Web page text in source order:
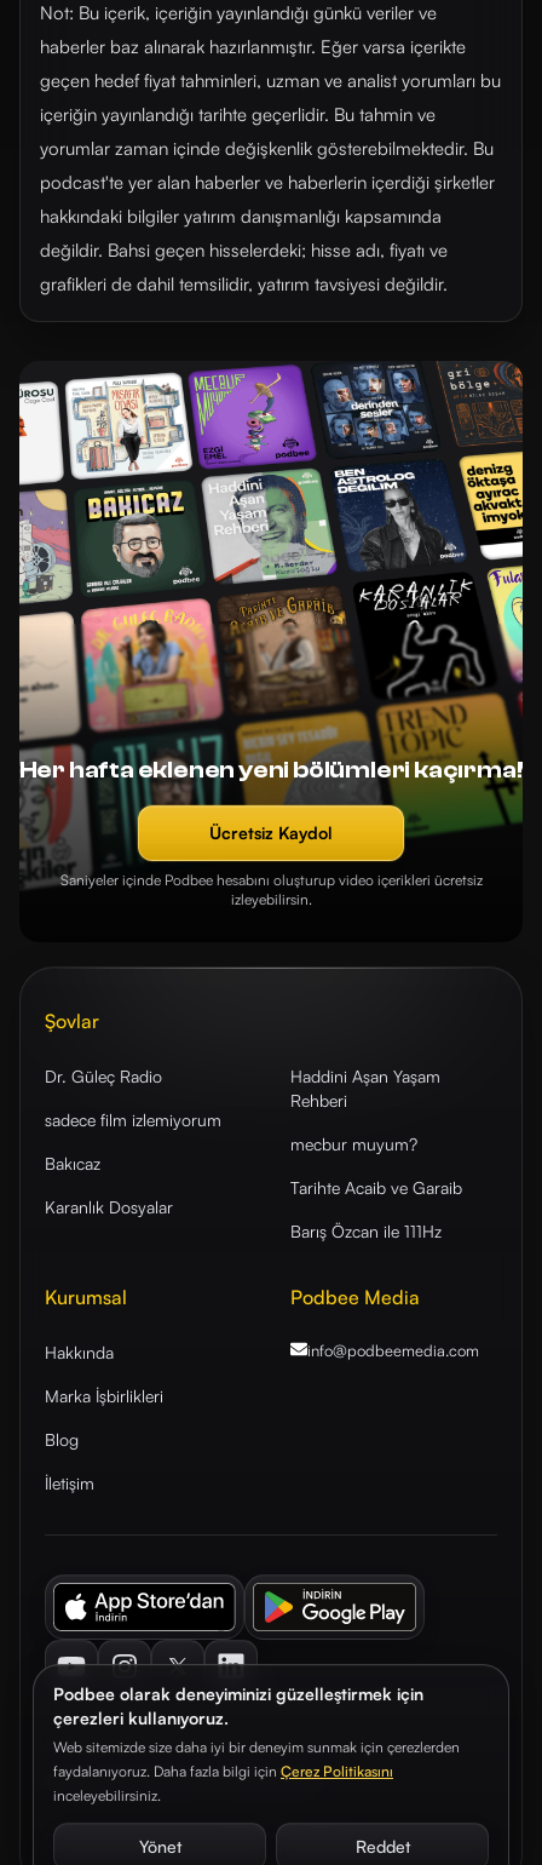
Podbee olarak deneyiminizi güzelleştirmek için
çerezleri kullanıyoruz.
Web sitemizde size daha iyi bir deneyim sunmak için çerezlerden
faydalanıyoruz. Daha fazla bilgi için Çerez Politikasını
inceleyebilirsiniz.
Yönet Reddet
Not: Bu içerik, içeriğin yayınlandığı günkü veriler ve
haberler baz alınarak hazırlanmıştır. Eğer varsa içerikte
geçen hedef fiyat tahminleri, uzman ve analist yorumları bu
içeriğin yayınlandığı tarihte geçerlidir. Bu tahmin ve
yorumlar zaman içinde değişkenlik gösterebilmektedir. Bu
podcast'te yer alan haberler ve haberlerin içerdiği şirketler
hakkındaki bilgiler yatırım danışmanlığı kapsamında
değildir. Bahsi geçen hisselerdeki; hisse adı, fiyatı ve
grafikleri de dahil temsilidir, yatırım tavsiyesi değildir.
Her hafta eklenen yeni bölümleri kaçırma!
Ücretsiz Kaydol
Saniyeler içinde Podbee hesabını oluşturup video içerikleri ücretsiz
izleyebilirsin.
Şovlar
Dr. Güleç Radio
sadece film izlemiyorum
Bakıcaz
Karanlık Dosyalar
Haddini Aşan Yaşam
Rehberi
mecbur muyum?
Tarihte Acaib ve Garaib
Barış Özcan ile 111Hz
Kurumsal
Hakkında
Marka İşbirlikleri
Blog
İletişim
Podbee Media
info@podbeemedia.com
© 2026. Podbee Media. Tüm hakları saklıdır.
Çerez TercihleriAydınlatma Metni Gizlilik Sözleşmesi